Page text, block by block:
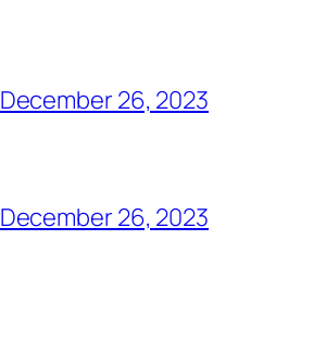
December 26, 2023
December 26, 2023